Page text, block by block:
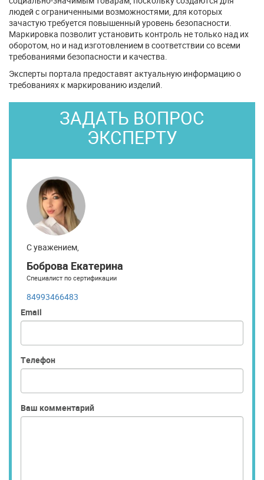
людей с ограниченными возможностями, для которых
зачастую требуется повышенный уровень безопасности.
Маркировка позволит установить контроль не только над их
оборотом, но и над изготовлением в соответствии со всеми
требованиями безопасности и качества.
Эксперты портала предоставят актуальную информацию о
требованиях к маркированию изделий.
ЗАДАТЬ ВОПРОС
ЭКСПЕРТУ
С уважением,
Боброва Екатерина
Специалист по сертификации
84993466483
Email
Телефон
Ваш комментарий